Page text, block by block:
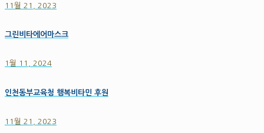
11월 21, 2023
그린비타에어마스크
1월 11, 2024
인천동부교육청 행복비타민 후원
11월 21, 2023